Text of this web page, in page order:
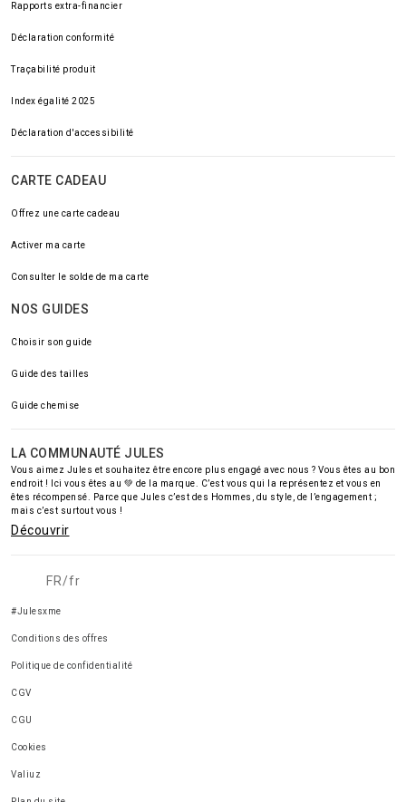
Rapports extra-financier
Déclaration conformité
Traçabilité produit
Index égalité 2025
Déclaration d'accessibilité
CARTE CADEAU
Offrez une carte cadeau
Activer ma carte
Consulter le solde de ma carte
NOS GUIDES
Choisir son guide
Guide des tailles
Guide chemise
LA COMMUNAUTÉ JULES
Vous aimez Jules et souhaitez être encore plus engagé avec nous ? Vous êtes au bon
endroit ! Ici vous êtes au 💚 de la marque. C’est vous qui la représentez et vous en
êtes récompensé. Parce que Jules c’est des Hommes, du style, de l’engagement ;
mais c’est surtout vous !
Découvrir
FR/fr
#Julesxme
Conditions des offres
Politique de confidentialité
CGV
CGU
Cookies
Valiuz